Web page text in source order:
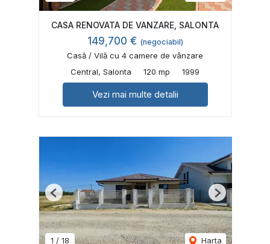
CASA RENOVATA DE VANZARE, SALONTA
149,700 € (negociabil)
Casă / Vilă cu 4 camere de vânzare
Central, Salonta
120 mp 1999
Vezi mai multe detalii
1 / 18 Harta
Previous Next